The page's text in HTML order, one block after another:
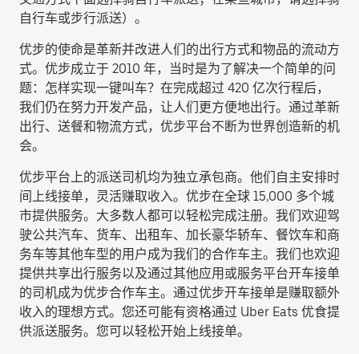
自行车或步行派送）。
优步的使命是革新并改进人们的出行方式和物品的流动方
式。优步成立于 2010 年，当时是为了解决一个简单的问
题：怎样实现一键叫车？在完成超过 420 亿次行程后，
我们仍在努力开发产品，让人们更方便地出行。通过革新
出行、送餐和物流方式，优步平台不断为世界创造新的机
会。
优步平台上的派送司机均为独立承包商。他们自主安排时
间上线接单，灵活赚取收入。优步在全球 15,000 多个城
市提供服务。大多数人都可以轻松完成注册。我们欢迎驾
驶公共汽车、货车、出租车、加长豪华轿车、餐饮车和商
务车等其他车型的用户成为我们的合作车主。我们也欢迎
提供共享出行服务以及通过其他应用或服务平台开车接单
的司机成为优步合作车主。通过优步开车接单是赚取额外
收入的理想方式。您还可能有资格通过 Uber Eats 优食提
供派送服务。您可以轻松开始上线接单。